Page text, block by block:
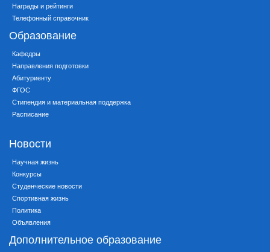
Награды и рейтинги
Телефонный справочник
Образование
Кафедры
Направления подготовки
Абитуриенту
ФГОС
Стипендия и материальная поддержка
Расписание
Новости
Научная жизнь
Конкурсы
Студенческие новости
Спортивная жизнь
Политика
Объявления
Дополнительное образование